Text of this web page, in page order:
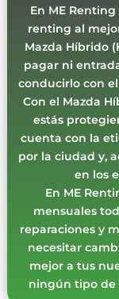
En ME
renting al
Mazda Híbrido
pagar ni
conducirlo con
Con el Mazda
estás
cuenta con la
por la ciudad y,
en los
En ME
mensuales
reparaciones y
necesitar
mejor a tus
ningún tipo de